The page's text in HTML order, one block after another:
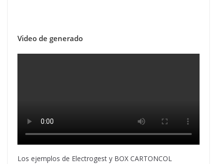
Video de generado
Los ejemplos de Electrogest y BOX CARTONCOL